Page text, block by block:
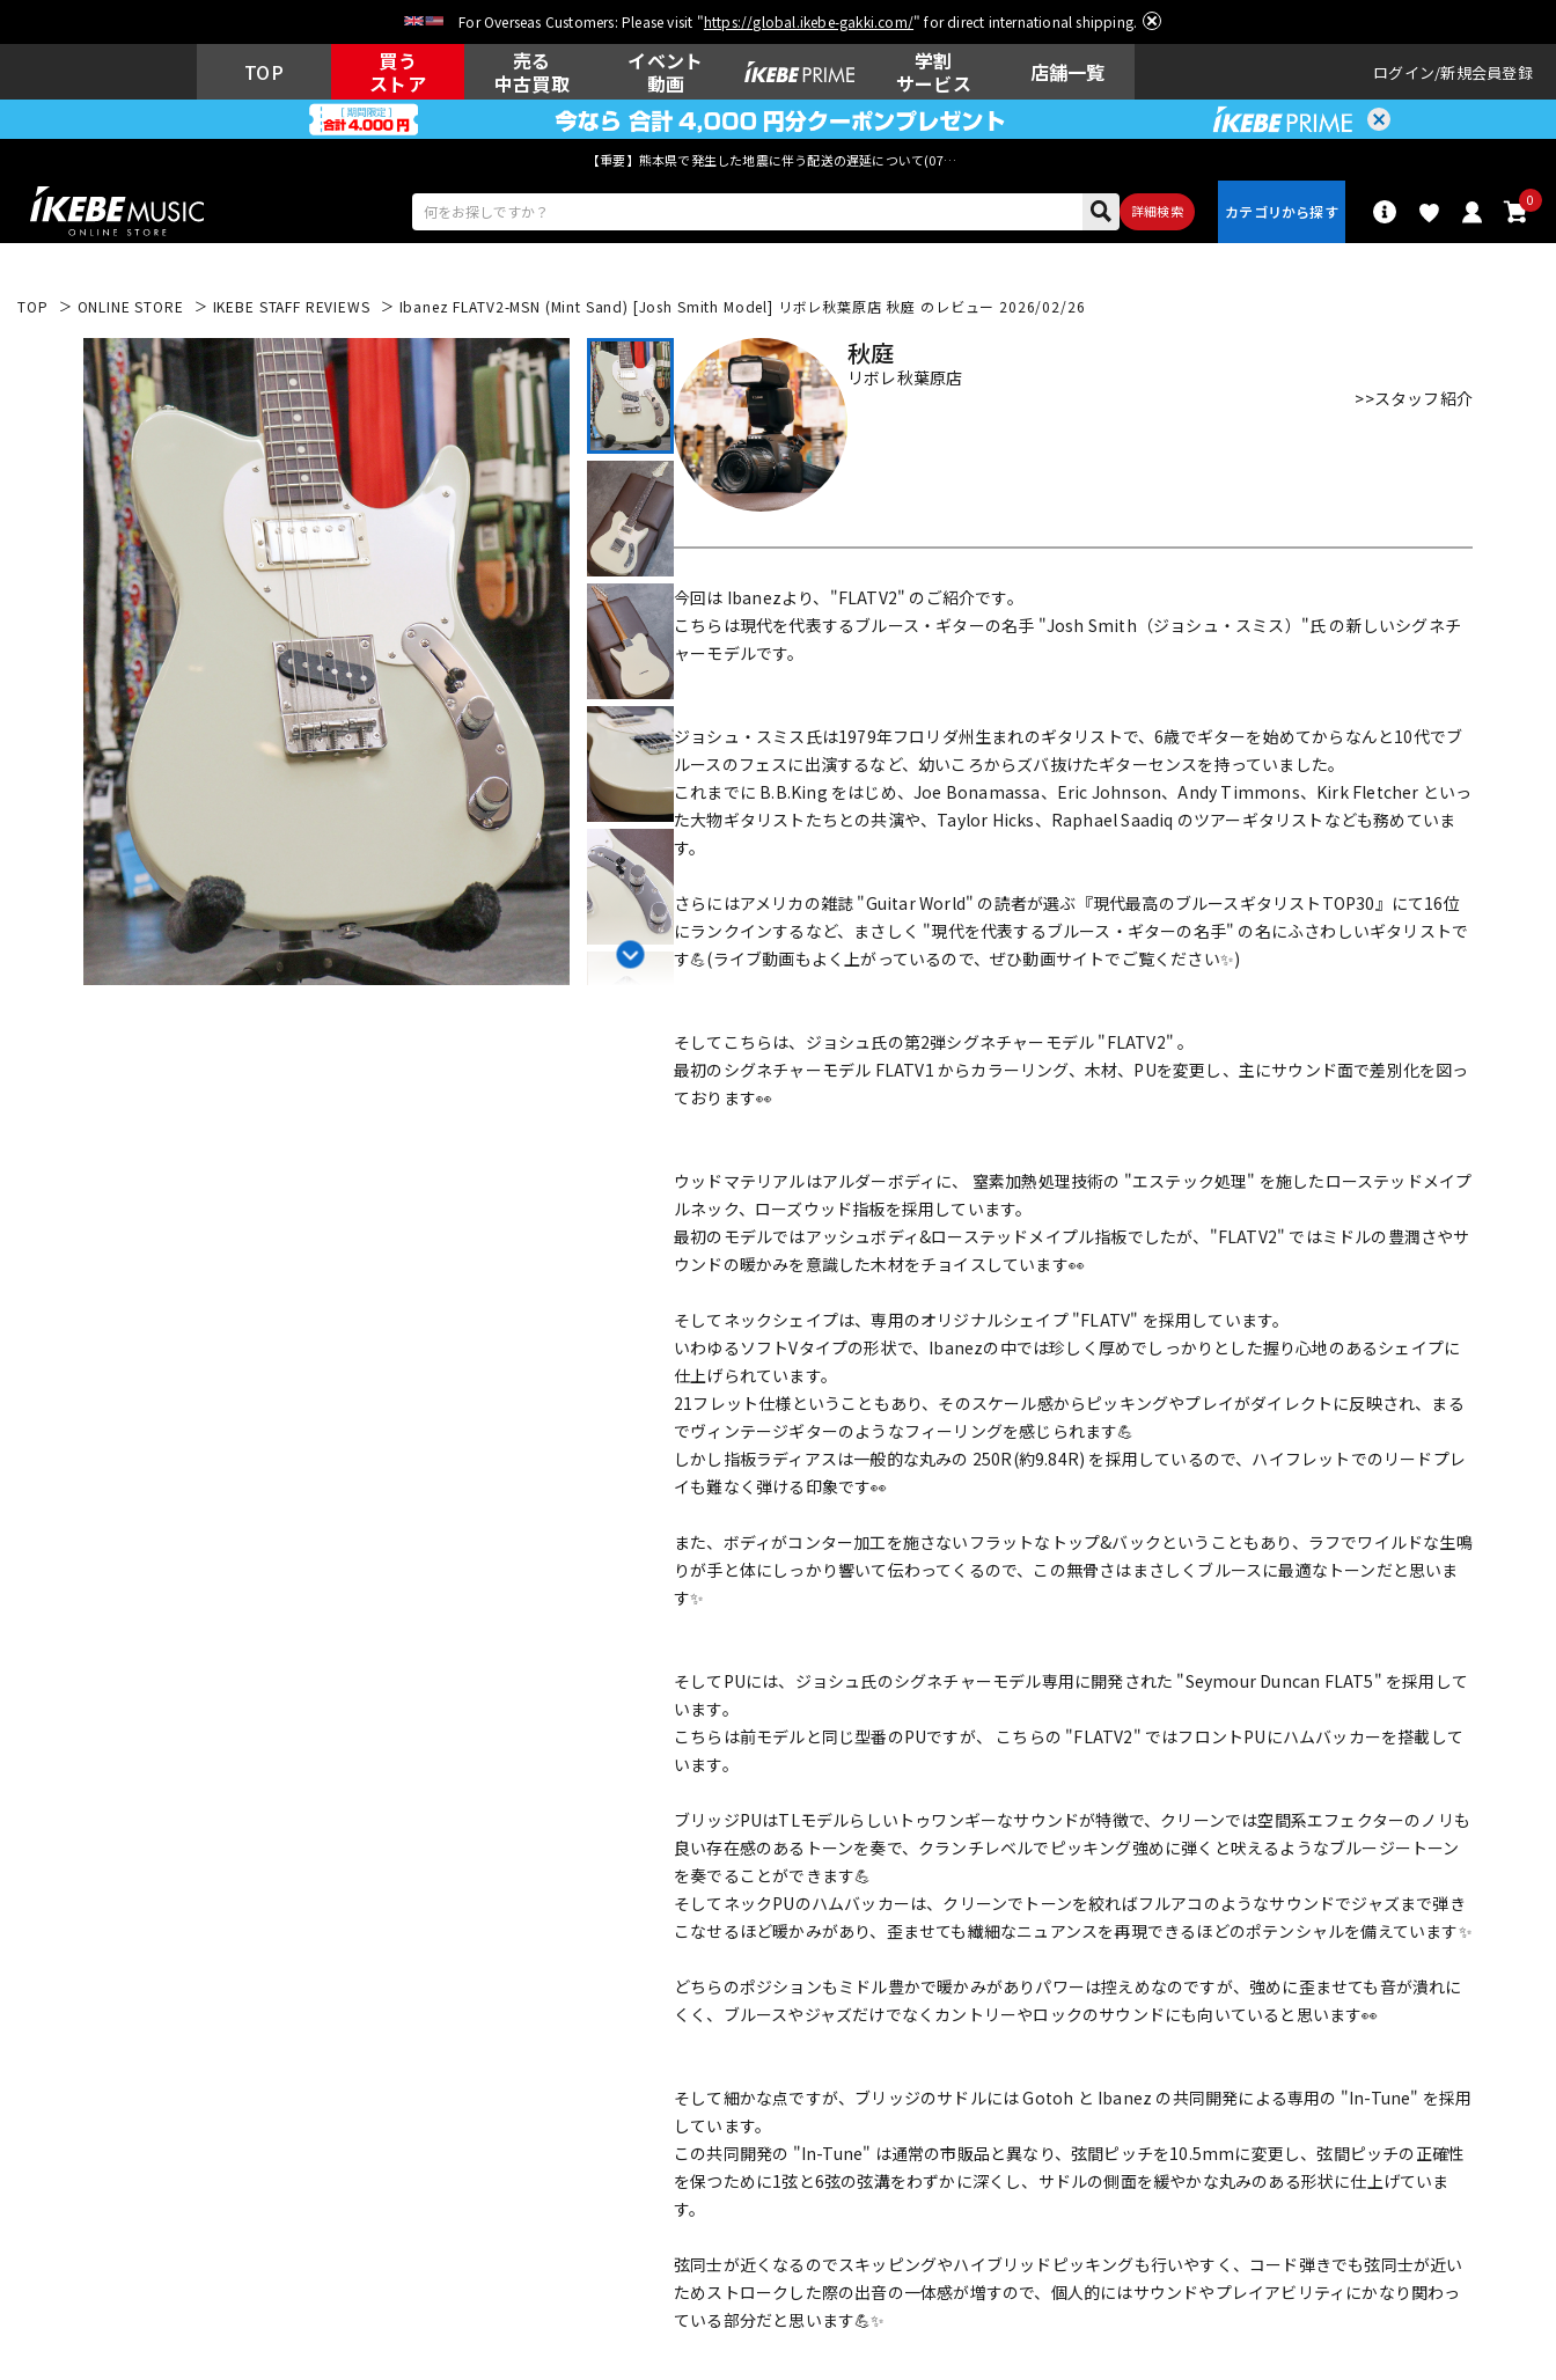
For Overseas Customers: Please visit "https://global.ikebe-gakki.com/" for direct international shipping.
TOP
買う
ストア
売る
中古買取
イベント
動画
学割
サービス
店舗一覧 ログイン 新規会員登録
【重要】熊本県で発生した地震に伴う配送の遅延について(07月29日
詳細検索
0
エレキギター アコギ/エレ
アコ ベース
キーボード 電子ピアノ 管楽器
DJ機器 DTM オンラ
イン納品 グ機器 機器 リ
中古 ヴィンテージ
TOP ONLINE STORE IKEBE STAFF REVIEWS Ibanez FLATV2-MSN (Mint Sand) [Josh Smith Model] リボレ秋葉原店 秋庭 のレビュー 2026/02/26
秋庭
リボレ秋葉原店
>>スタッフ紹介
今回は Ibanezより、"FLATV2" のご紹介です。
こちらは現代を代表するブルース・ギターの名手 "Josh Smith（ジョシュ・スミス）"氏 の新しいシグネチ
ャーモデルです。
ジョシュ・スミス氏は1979年フロリダ州生まれのギタリストで、6歳でギターを始めてからなんと10代でブ
ルースのフェスに出演するなど、幼いころからズバ抜けたギターセンスを持っていました。
これまでに B.B.King をはじめ、Joe Bonamassa、Eric Johnson、Andy Timmons、Kirk Fletcher といっ
た大物ギタリストたちとの共演や、Taylor Hicks、Raphael Saadiq のツアーギタリストなども務めていま
す。
さらにはアメリカの雑誌 "Guitar World" の読者が選ぶ『現代最高のブルースギタリストTOP30』にて16位
にランクインするなど、まさしく "現代を代表するブルース・ギターの名手" の名にふさわしいギタリストで
す💪(ライブ動画もよく上がっているので、ぜひ動画サイトでご覧ください✨)
そしてこちらは、ジョシュ氏の第2弾シグネチャーモデル "FLATV2" 。
最初のシグネチャーモデル FLATV1 からカラーリング、木材、PUを変更し、主にサウンド面で差別化を図っ
ております👀
ウッドマテリアルはアルダーボディに、 窒素加熱処理技術の "エステック処理" を施したローステッドメイプ
ルネック、ローズウッド指板を採用しています。
最初のモデルではアッシュボディ&ローステッドメイプル指板でしたが、"FLATV2" ではミドルの豊潤さやサ
ウンドの暖かみを意識した木材をチョイスしています👀
そしてネックシェイプは、専用のオリジナルシェイプ "FLATV" を採用しています。
いわゆるソフトVタイプの形状で、Ibanezの中では珍しく厚めでしっかりとした握り心地のあるシェイプに
仕上げられています。
21フレット仕様ということもあり、そのスケール感からピッキングやプレイがダイレクトに反映され、まる
でヴィンテージギターのようなフィーリングを感じられます💪
しかし指板ラディアスは一般的な丸みの 250R(約9.84R) を採用しているので、ハイフレットでのリードプレ
イも難なく弾ける印象です👀
また、ボディがコンター加工を施さないフラットなトップ&バックということもあり、ラフでワイルドな生鳴
りが手と体にしっかり響いて伝わってくるので、この無骨さはまさしくブルースに最適なトーンだと思いま
す✨
そしてPUには、ジョシュ氏のシグネチャーモデル専用に開発された "Seymour Duncan FLAT5" を採用して
います。
こちらは前モデルと同じ型番のPUですが、 こちらの "FLATV2" ではフロントPUにハムバッカーを搭載して
います。
ブリッジPUはTLモデルらしいトゥワンギーなサウンドが特徴で、クリーンでは空間系エフェクターのノリも
良い存在感のあるトーンを奏で、クランチレベルでピッキング強めに弾くと吠えるようなブルージートーン
を奏でることができます💪
そしてネックPUのハムバッカーは、クリーンでトーンを絞ればフルアコのようなサウンドでジャズまで弾き
こなせるほど暖かみがあり、歪ませても繊細なニュアンスを再現できるほどのポテンシャルを備えています✨
どちらのポジションもミドル豊かで暖かみがありパワーは控えめなのですが、強めに歪ませても音が潰れに
くく、ブルースやジャズだけでなくカントリーやロックのサウンドにも向いていると思います👀
そして細かな点ですが、ブリッジのサドルには Gotoh と Ibanez の共同開発による専用の "In-Tune" を採用
しています。
この共同開発の "In-Tune" は通常の市販品と異なり、弦間ピッチを10.5mmに変更し、弦間ピッチの正確性
を保つために1弦と6弦の弦溝をわずかに深くし、サドルの側面を緩やかな丸みのある形状に仕上げていま
す。
弦同士が近くなるのでスキッピングやハイブリッドピッキングも行いやすく、コード弾きでも弦同士が近い
ためストロークした際の出音の一体感が増すので、個人的にはサウンドやプレイアビリティにかなり関わっ
ている部分だと思います💪✨